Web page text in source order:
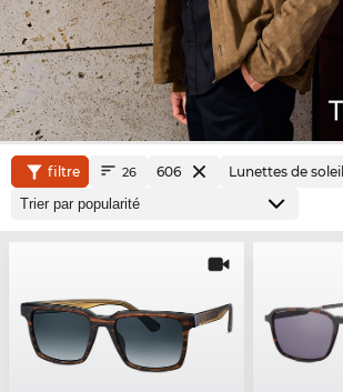
filtre 26 606 Lunettes de soleil